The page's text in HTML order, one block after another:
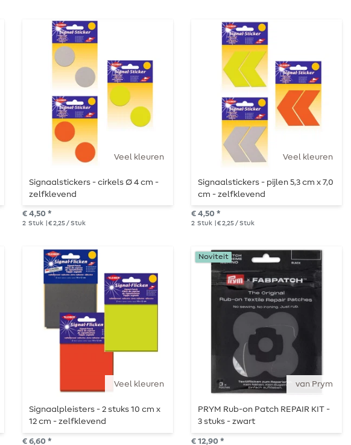
Veel kleuren
Signaalstickers - cirkels Ø 4 cm -
zelfklevend
€ 4,50 *
2 Stuk | € 2,25 / Stuk
Veel kleuren
Signaalstickers - pijlen 5,3 cm x 7,0
cm - zelfklevend
€ 4,50 *
2 Stuk | € 2,25 / Stuk
Veel kleuren
Signaalpleisters - 2 stuks 10 cm x
12 cm - zelfklevend
€ 6,60 *
van Prym
Noviteit
PRYM Rub-on Patch REPAIR KIT -
3 stuks - zwart
€ 12,90 *